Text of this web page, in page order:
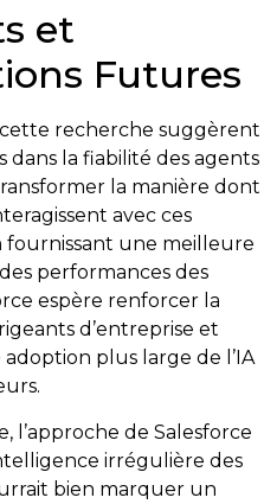
et
Futures
cette recherche suggèrent
dans la fiabilité des agents
la manière dont
avec ces
fournissant une meilleure
performances des
espère renforcer la
d’entreprise et
plus large de l’IA
l’approche de Salesforce
irrégulière des
bien marquer un